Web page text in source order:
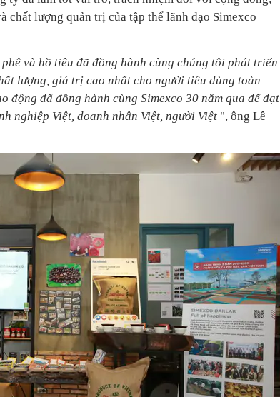
chất lượng quản trị của tập thể lãnh đạo Simexco
và hồ tiêu đã đồng hành cùng chúng tôi phát triển
lượng, giá trị cao nhất cho người tiêu dùng toàn
động đã đồng hành cùng Simexco 30 năm qua để đạt
nghiệp Việt, doanh nhân Việt, người Việt ", ông Lê